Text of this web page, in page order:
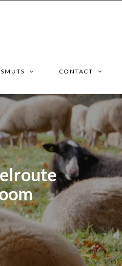
CONTACT